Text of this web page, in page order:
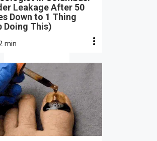
Leakage After 50
Down to 1 Thing
Doing This)
min